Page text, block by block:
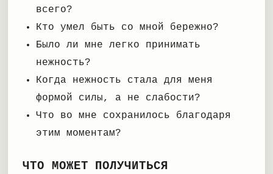
всего?
Кто умел быть со мной бережно?
Было ли мне легко принимать
нежность?
Когда нежность стала для меня
формой силы, а не слабости?
Что во мне сохранилось благодаря
этим моментам?
ЧТО МОЖЕТ ПОЛУЧИТЬСЯ